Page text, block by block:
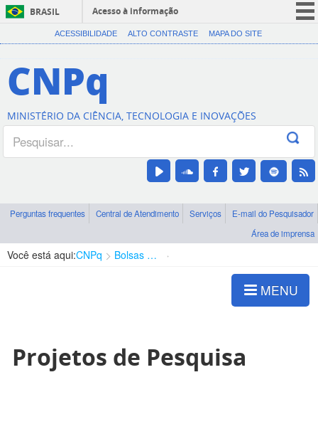
BRASIL
Acesso à informação
CORONAVÍRUS (COVID-19)
Canais
ACESSIBILIDADE ALTO CONTRASTE MAPA DO SITE
CNPq
MINISTÉRIO DA CIÊNCIA, TECNOLOGIA E INOVAÇÕES
Perguntas frequentes Central de Atendimento Serviços
E-mail do Pesquisador
Área de imprensa
Você está aqui:CNPq Bolsas e Auxílios Vigentes
MENU
Projetos de Pesquisa